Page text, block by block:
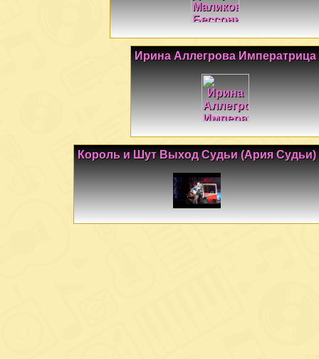
Ирина Аллегрова Императрица
Король и Шут Выход Судьи (Ария Судьи)